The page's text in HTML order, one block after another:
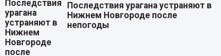
Последствия урагана устраняют в
Нижнем Новгороде после
непогоды